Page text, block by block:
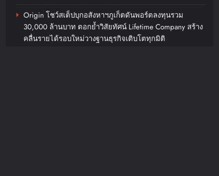
“S(ee)LAY” เพลงเดบิวต์สายไฟท์
จาก Self-Produced ทีป็อปวงแรก
ของยุค!
Origin โชว์สเต็ปบุกอสังหาฯภูเก็ตดันพอร์ตลงทุนรวม
30,000 ล้านบาท ตอกย้ำวิสัยทัศน์ Lifetime Company สร้าง
คลื่นรายได้รอบใหม่วางฐานธุรกิจเติบโตทุกมิติ